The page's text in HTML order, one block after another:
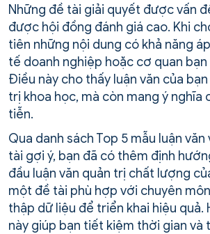
Những đề tài giải quyết được vấn
được hội đồng đánh giá cao. Khi
tiên những nội dung có khả năng
tế doanh nghiệp hoặc cơ quan
Điều này cho thấy luận văn của
trị khoa học, mà còn mang ý nghĩa
tiễn.
Qua danh sách Top 5 mẫu luận
tài gợi ý, bạn đã có thêm định
đầu luận văn quản trị chất lượng
một đề tài phù hợp với chuyên
thập dữ liệu để triển khai hiệu quả.
này giúp bạn tiết kiệm thời gian và